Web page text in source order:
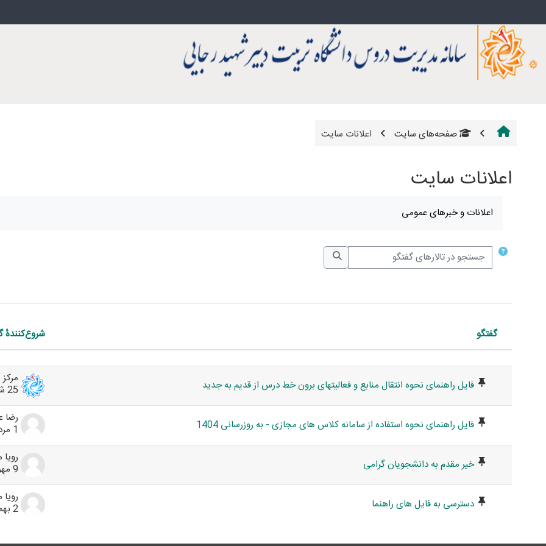
صفحه‌های سایت اعلانات سایت
اعلانات سایت
اعلانات و خبرهای عمومی
جستجو در تالارهای گفتگو
جستجو در تالارهای گفتگو
List of discussions. Showing 4 of 4 discussions
وضعیت
گفتگو شروع‌کنندهٔ
فایل راهنمای نحوه انتقال منابع و فعالیتهای برون خط درس از قدیم به جدید
25 شهریور 1399
فایل راهنمای نحوه استفاده از سامانه کلاس های مجازی - به روزرسانی 1404
رضا
1 مرداد 1401
خیر مقدم به دانشجویان گرامی
9 مهر 1404
دسترسی به فایل های راهنما
2 بهمن 1404